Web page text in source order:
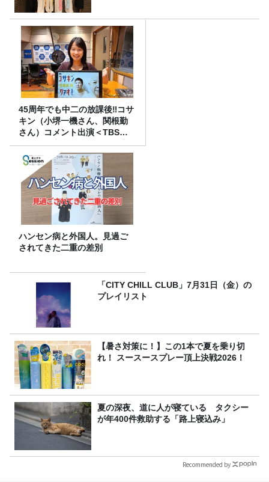
45周年でも中二の放課後‼コサ
キン（小堺一機さん、関根勤
さん）コメント出演＜TBSラ
ジオ番組審議会からのご報告
＞
ハンセン病と外国人。見過ご
されてきた二重の差別
「CITY CHILL CLUB」7月31日（金）の
プレイリスト
【暑さ対策に！】この1本で夏を乗り切
れ！ スースースプレー頂上決戦2026！
夏の深夜、道に人が寝ている タクシー
が年400件救助する「路上寝込み」
Recommended by